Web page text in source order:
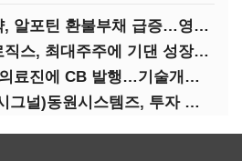
[IB토마토]경동제약, 알포틴 환불부채 급증…영업이익 30% 잠식
[IB토마토]아미노로직스, 최대주주에 기댄 성장…높은 의존도 '양날의 검'
[IB토마토]큐렉소, 의료진에 CB 발행…기술개발 명분 뒤 보상 논란
[IB토마토](크레딧시그널)동원시스템즈, 투자 속도 조절이 만든 재무 안정화